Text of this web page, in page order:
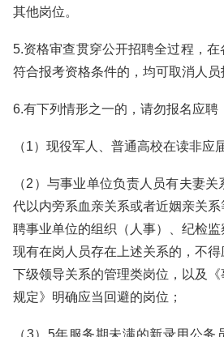
其他岗位。
5.资格审查贯穿公开招聘全过程，
符合报考资格条件的，均可取消人员
6.有下列情形之一的，请勿报名应聘
（1）现役军人、普通高校在读非应
（2）与事业单位负责人员有夫妻
代以内旁系血亲关系或者近姻亲关
聘事业单位的组织（人事）、纪检
现有在岗人员存在上述关系的，不
下级领导关系的管理类岗位，以及
规定》明确应当回避的岗位；
（3）5年服务期未满的新录用公